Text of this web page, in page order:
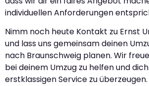
individuellen Anforderungen
Nimm noch heute Kontakt zu Ernst
und lass uns gemeinsam deinen
nach Braunschweig planen. Wir
bei deinem Umzug zu helfen und
erstklassigen Service zu überzeugen.